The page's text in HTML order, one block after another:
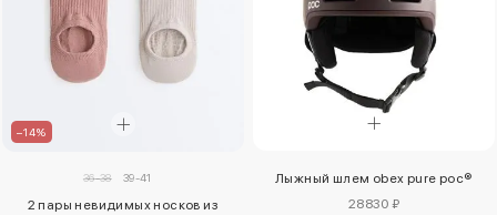
–14%
36-38 39-41
2 пары невидимых носков из
Лыжный шлем obex pure poc®
28830 ₽